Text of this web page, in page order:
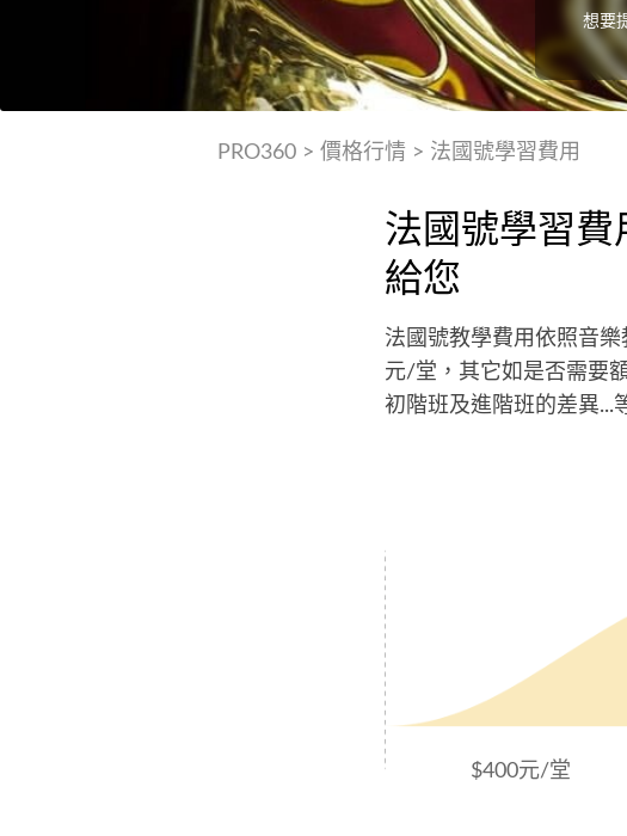
想要
PRO360> 價格行情> 法國號學習費用
法國號學習費
給您
法國號教學費用依照音
元/堂，其它如是否需要
初階班及進階班的差異...
$400元/堂